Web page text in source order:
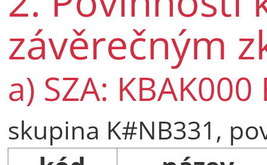
závěrečným
a) SZA:
skupina K#NB331,